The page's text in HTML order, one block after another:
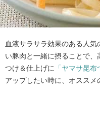
血液サラサラ効果のある人
い豚肉と一緒に摂ることで
つけ＆仕上げに 「ヤマサ昆布
アップしたい時に、オススメ